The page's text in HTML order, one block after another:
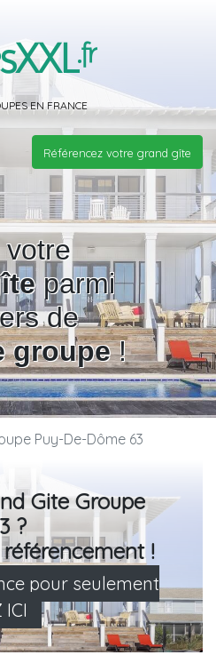
EN FRANCE
Référencez votre grand gîte
votre
parmi
de
groupe!
Puy-De-Dôme 63
Gite Groupe
?
!
pour seulement
ICI